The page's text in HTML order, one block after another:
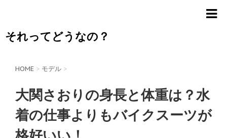
それってどうなの？
HOME > モデル >
大関さおりの身長と体重は？水
着の仕事よりもバイクスーツが